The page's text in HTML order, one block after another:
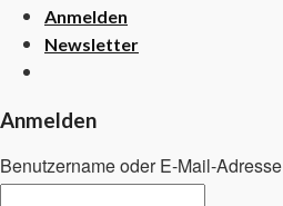
Anmelden
Newsletter
Anmelden
Benutzername oder E-Mail-Adresse